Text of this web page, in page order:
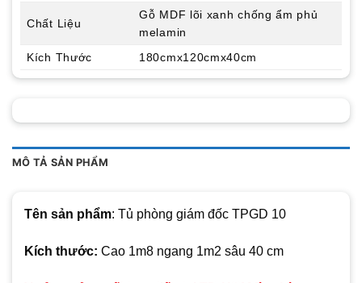
MÔ TẢ SẢN PHẨM
Tên sản phẩm: Tủ phòng giám đốc TPGD 10
Kích thước: Cao 1m8 ngang 1m2 sâu 40 cm
Chất Liệu
Gỗ MDF lõi xanh chống ẩm phủ
melamin
Kích Thước
180cmx120cmx40cm